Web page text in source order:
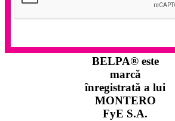
BELPA®este
marcă
înregistrată a lui
MONTERO
FyE S.A.